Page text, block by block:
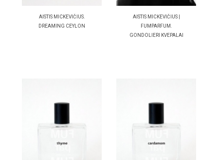
AISTIS MICKEVIČIUS.
DREAMING CEYLON
AISTIS MICKEVIČIUS |
FUMPARFUM.
GONDOLIERI KVEPALAI